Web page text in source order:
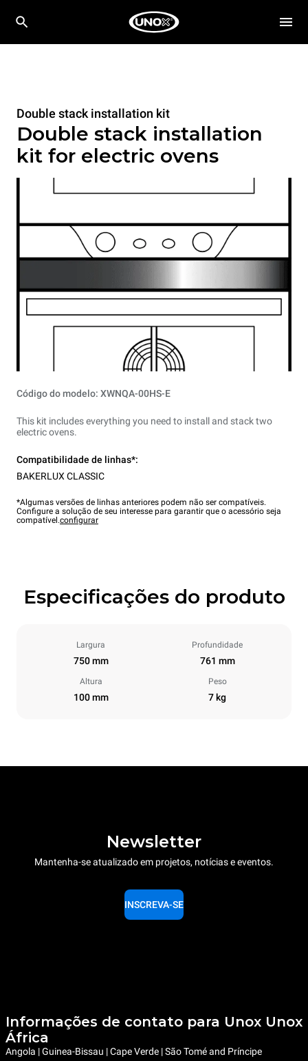
Double stack installation kit
Double stack installation
kit for electric ovens
Código do modelo: XWNQA-00HS-E
This kit includes everything you need to install and stack two
electric ovens.
Compatibilidade de linhas*:
BAKERLUX CLASSIC
*Algumas versões de linhas anteriores podem não ser compatíveis.
Configure a solução de seu interesse para garantir que o acessório seja
compatível.configurar
Especificações do produto
Largura
750 mm
Profundidade
761 mm
Altura
100 mm
Peso
7 kg
Newsletter
Mantenha-se atualizado em projetos, notícias e eventos.
INSCREVA-SE
Informações de contato para Unox Unox
África
Angola | Guinea-Bissau | Cape Verde | São Tomé and Príncipe